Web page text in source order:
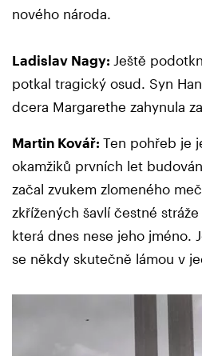
nového národa.
Ladislav Nagy: Ještě
potkal tragický osud. Syn
dcera Margarethe zahynula
Martin Kovář: Ten pohřeb je
okamžiků prvních let
začal zvukem zlomeného
zkřížených šavlí čestné
která dnes nese jeho jméno.
se někdy skutečně lámou v